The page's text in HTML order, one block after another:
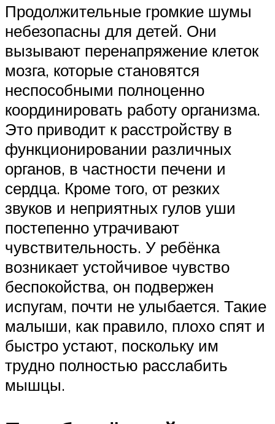
Продолжительные громкие шумы
небезопасны для детей. Они
вызывают перенапряжение клеток
мозга, которые становятся
неспособными полноценно
координировать работу организма.
Это приводит к расстройству в
функционировании различных
органов, в частности печени и
сердца. Кроме того, от резких
звуков и неприятных гулов уши
постепенно утрачивают
чувствительность. У ребёнка
возникает устойчивое чувство
беспокойства, он подвержен
испугам, почти не улыбается. Такие
малыши, как правило, плохо спят и
быстро устают, поскольку им
трудно полностью расслабить
мышцы.